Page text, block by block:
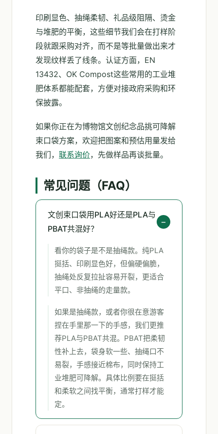
印刷显色、抽绳柔韧、礼品级阻隔、烫金
与堆肥的平衡，这些细节我们会在打样阶
段就跟采购对齐，而不是等批量做出来才
发现纹样丢了线条。认证方面，EN
13432、OK Compost这些常用的工业堆
肥体系都能配套，方便对接政府采购和环
保披露。
如果你正在为博物馆文创纪念品挑可降解
束口袋方案，欢迎把图案和预估用量发给
我们， 联系询价，先做样品再谈批量。
常见问题（FAQ）
文创束口袋用PLA好还是PLA与
PBAT共混好？
看你的袋子是不是抽绳款。纯PLA
挺括、印刷显色好，但偏硬偏脆，
抽绳处反复拉扯容易开裂，更适合
平口、非抽绳的走量款。
如果是抽绳款，或者你很在意游客
捏在手里那一下的手感，我们更推
荐PLA与PBAT共混。PBAT把柔韧
性补上去，袋身软一些、抽绳口不
易裂，手感接近棉布，同时保持工
业堆肥可降解。具体比例要在挺括
和柔软之间找平衡，通常打样才能
定。